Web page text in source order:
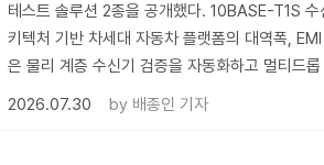
테스트 솔루션 2종을 공개했다. 10BASE-T1S
키텍처 기반 차세대 자동차 플랫폼의 대역폭,
은 물리 계층 수신기 검증을 자동화하고 멀티드
2026.07.30
by 배종인 기자